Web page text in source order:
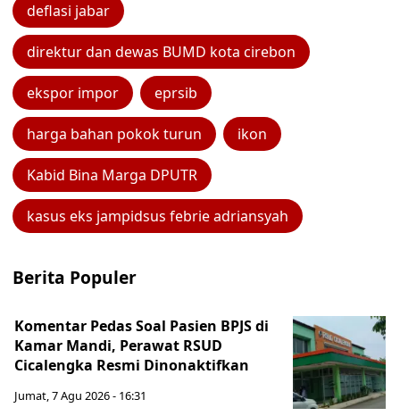
deflasi jabar
direktur dan dewas BUMD kota cirebon
ekspor impor eprsib
harga bahan pokok turun ikon
Kabid Bina Marga DPUTR
kasus eks jampidsus febrie adriansyah
Berita Populer
Komentar Pedas Soal Pasien BPJS di
Kamar Mandi, Perawat RSUD
Cicalengka Resmi Dinonaktifkan
Jumat, 7 Agu 2026 - 16:31